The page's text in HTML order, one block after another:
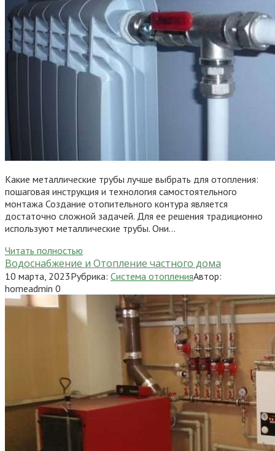
Какие металлические трубы лучше выбрать для отопления:
пошаговая инструкция и технология самостоятельного
монтажа Создание отопительного контура является
достаточно сложной задачей. Для ее решения традиционно
используют металлические трубы. Они…
Читать полностью
Водоснабжение и Отопление частного дома
10 марта, 2023Рубрика: Система отопленияАвтор:
homeadmin 0